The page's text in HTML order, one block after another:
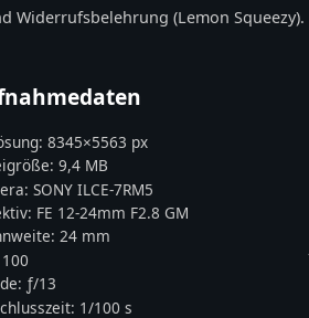
Widerrufsbelehrung (Lemon Squeezy).
8345×5563 px
9,4 MB
SONY ILCE-7RM5
FE 12-24mm F2.8 GM
24 mm
100
ƒ/13
1/100 s